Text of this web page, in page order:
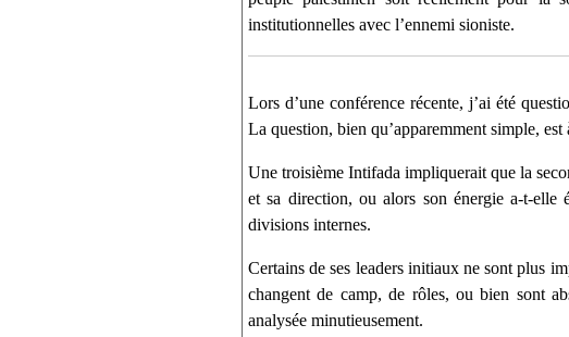
institutionnelles avec l’ennemi sioniste.
Lors d’une conférence récente, j’ai été
La question, bien qu’apparemment simple,
Une troisième Intifada impliquerait que la
et sa direction, ou alors son énergie a-t-elle
divisions internes.
Certains de ses leaders initiaux ne sont plus
changent de camp, de rôles, ou bien sont
analysée minutieusement.